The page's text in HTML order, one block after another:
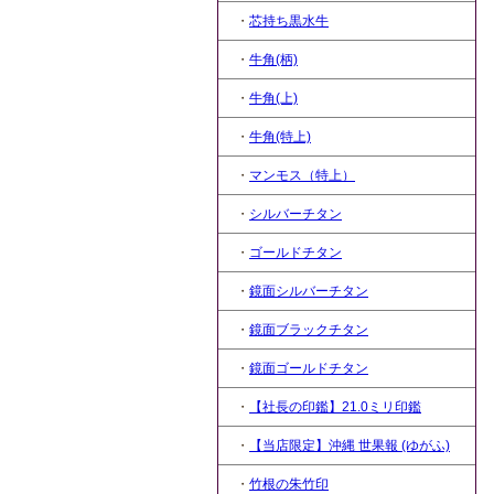
・ 芯持ち黒水牛
・ 牛角(柄)
・ 牛角(上)
・ 牛角(特上)
・ マンモス（特上）
・ シルバーチタン
・ ゴールドチタン
・ 鏡面シルバーチタン
・ 鏡面ブラックチタン
・ 鏡面ゴールドチタン
・ 【社長の印鑑】21.0ミリ印鑑
・ 【当店限定】沖縄 世果報 (ゆがふ)
・ 竹根の朱竹印